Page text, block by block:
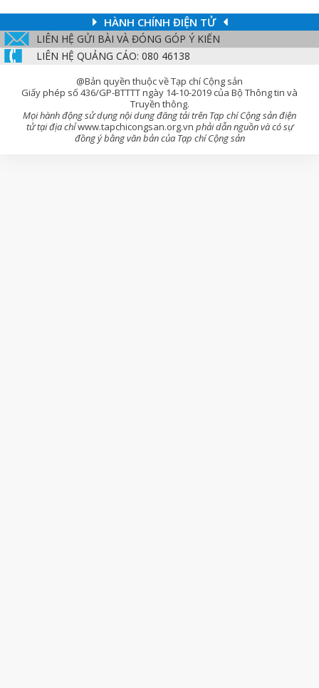
HÀNH CHÍNH ĐIỆN TỬ
LIÊN HỆ GỬI BÀI VÀ ĐÓNG GÓP Ý KIẾN
LIÊN HỆ QUẢNG CÁO: 080 46138
@Bản quyền thuộc về Tạp chí Cộng sản
Giấy phép số 436/GP-BTTTT ngày 14-10-2019 của Bộ Thông tin và
Truyền thông.
Mọi hành động sử dụng nội dung đăng tải trên Tạp chí Cộng sản điện
tử tại địa chỉwww.tapchicongsan.org.vn phải dẫn nguồn và có sự
đồng ý bằng văn bản của Tạp chí Cộng sản